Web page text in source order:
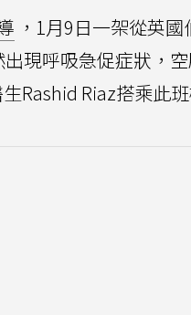
，1月9日一架從英
現呼吸急促症狀，
Rashid Riaz搭乘此